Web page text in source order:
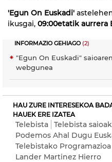
'Egun On Euskadi'
ikusgai, 09:00etatik aurrera
INFORMAZIO GEHIAGO(2)
"Egun On Euskadi" saioaren
webgunea
HAU ZURE INTERESEKOA
HAUEK ERE IZATEA
Telebista
Telebista saioak
Podemos Ahal Dugu
Telebistako Programazioa
Lander Martinez Hierro